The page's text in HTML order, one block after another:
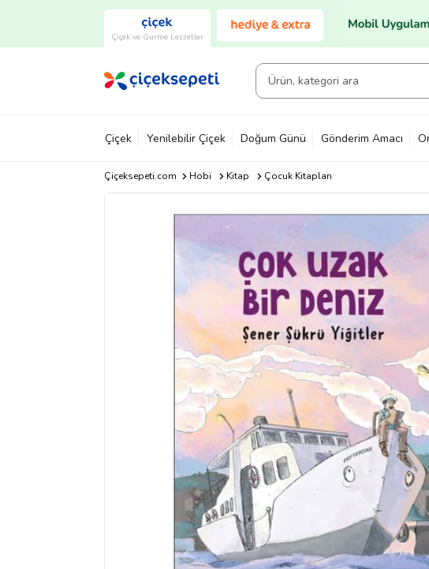
Çiçek ve Gurme Lezzetler
Çiçek Yenilebilir Çiçek Doğum Günü Gönderim Amacı
Çiçeksepeti.com Hobi Kitap Çocuk Kitapları